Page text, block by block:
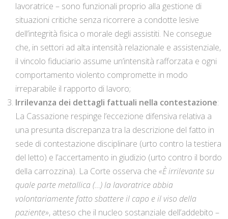
lavoratrice – sono funzionali proprio alla gestione di
situazioni critiche senza ricorrere a condotte lesive
dell’integrità fisica o morale degli assistiti. Ne consegue
che, in settori ad alta intensità relazionale e assistenziale,
il vincolo fiduciario assume un’intensità rafforzata e ogni
comportamento violento compromette in modo
irreparabile il rapporto di lavoro;
Irrilevanza dei dettagli fattuali nella contestazione:
La Cassazione respinge l’eccezione difensiva relativa a
una presunta discrepanza tra la descrizione del fatto in
sede di contestazione disciplinare (urto contro la testiera
del letto) e l’accertamento in giudizio (urto contro il bordo
della carrozzina). La Corte osserva che «È irrilevante su
quale parte metallica (…) la lavoratrice abbia
volontariamente fatto sbattere il capo e il viso della
paziente», atteso che il nucleo sostanziale dell’addebito –